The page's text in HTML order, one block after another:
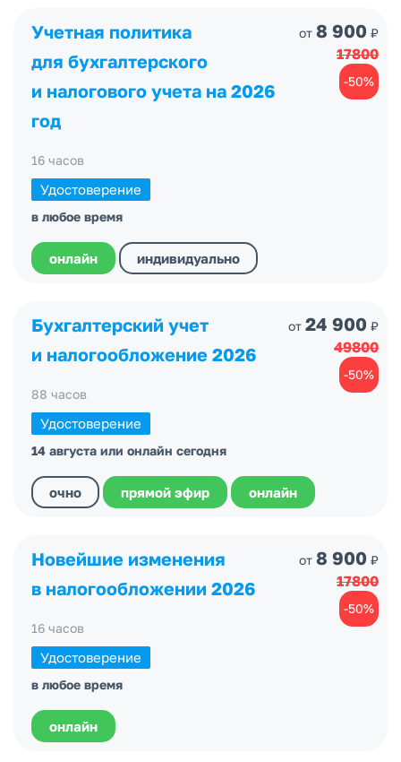
Учетная политика
для бухгалтерского
и налогового учета на 2026
год
16 часов
Удостоверение
в любое время
от 8 900 ₽
17800
-50%
онлайн индивидуально
Бухгалтерский учет
и налогообложение 2026
88 часов
Удостоверение
14 августа или онлайн сегодня
от 24 900 ₽
49800
-50%
очно прямой эфир онлайн
Новейшие изменения
в налогообложении 2026
16 часов
Удостоверение
в любое время
от 8 900 ₽
17800
-50%
онлайн